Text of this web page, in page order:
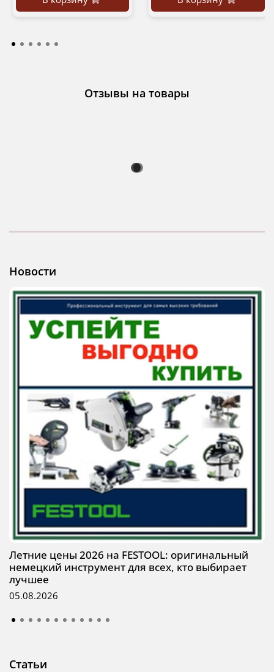
Отзывы на товары
Новости
Летние цены 2026 на FESTOOL: оригинальный
немецкий инструмент для всех, кто выбирает
лучшее
05.08.2026
Статьи